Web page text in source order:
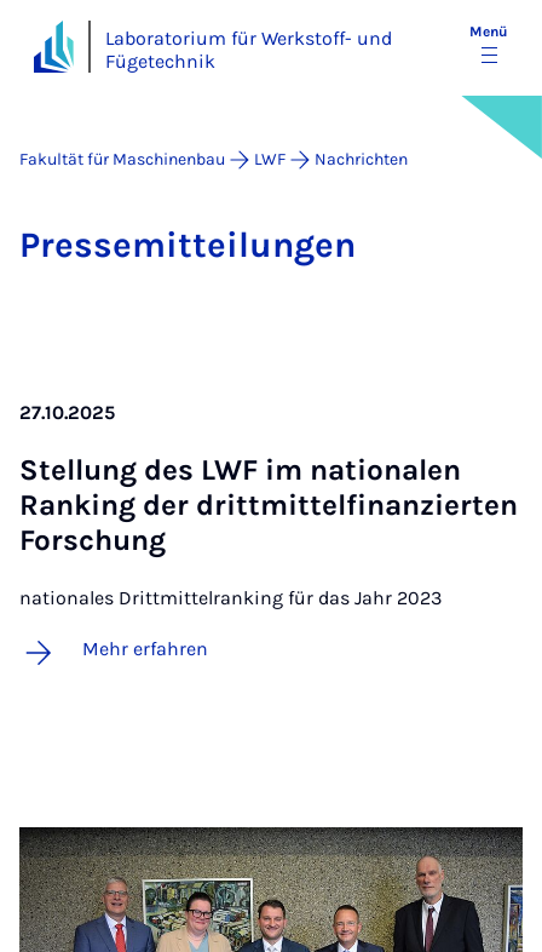
Laboratorium für Werkstoff- und
Fügetechnik
Menü
Fakultät für Maschinenbau LWF Nachrichten
Pres­se­mit­tei­lun­gen
27.10.2025
Stel­lung des LWF im na­ti­o­na­len
Ran­king der dritt­mit­tel­fi­nan­zier­ten
For­schung
nationales Drittmittelranking für das Jahr 2023
Mehr erfahren